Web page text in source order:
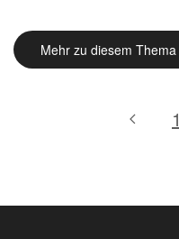
Mehr zu diesem Thema
1